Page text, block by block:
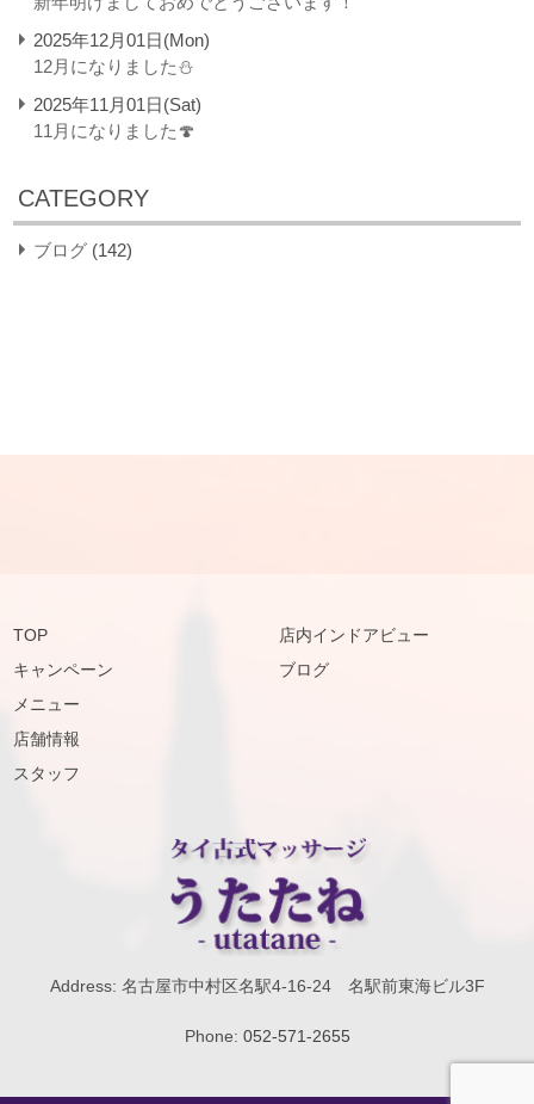
2025年12月01日(Mon)
12月になりました⛄
2025年11月01日(Sat)
11月になりました🍄
CATEGORY
ブログ (142)
TOP
キャンペーン
メニュー
店舗情報
スタッフ
店内インドアビュー
ブログ
Address: 名古屋市中村区名駅4-16-24 名駅前東海ビル3F
Phone: 052-571-2655